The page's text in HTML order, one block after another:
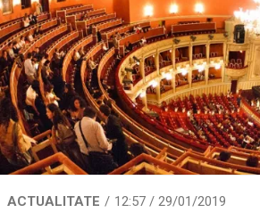
ACTUALITATE 12:57 / 29/01/2019